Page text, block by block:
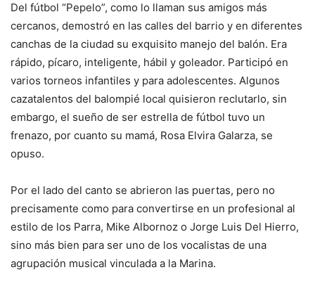
Del fútbol “Pepelo”, como lo llaman sus amigos más
cercanos, demostró en las calles del barrio y en diferentes
canchas de la ciudad su exquisito manejo del balón. Era
rápido, pícaro, inteligente, hábil y goleador. Participó en
varios torneos infantiles y para adolescentes. Algunos
cazatalentos del balompié local quisieron reclutarlo, sin
embargo, el sueño de ser estrella de fútbol tuvo un
frenazo, por cuanto su mamá, Rosa Elvira Galarza, se
opuso.
Por el lado del canto se abrieron las puertas, pero no
precisamente como para convertirse en un profesional al
estilo de los Parra, Mike Albornoz o Jorge Luis Del Hierro,
sino más bien para ser uno de los vocalistas de una
agrupación musical vinculada a la Marina.